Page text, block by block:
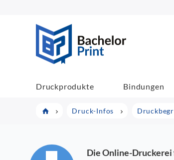
Druckprodukte Bindungen
Druck-Infos
Die Online-Druckerei